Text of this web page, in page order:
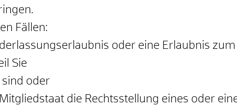
Fällen:
oder eine Erlaubnis
Sie
sind oder
die Rechtsstellung eines oder